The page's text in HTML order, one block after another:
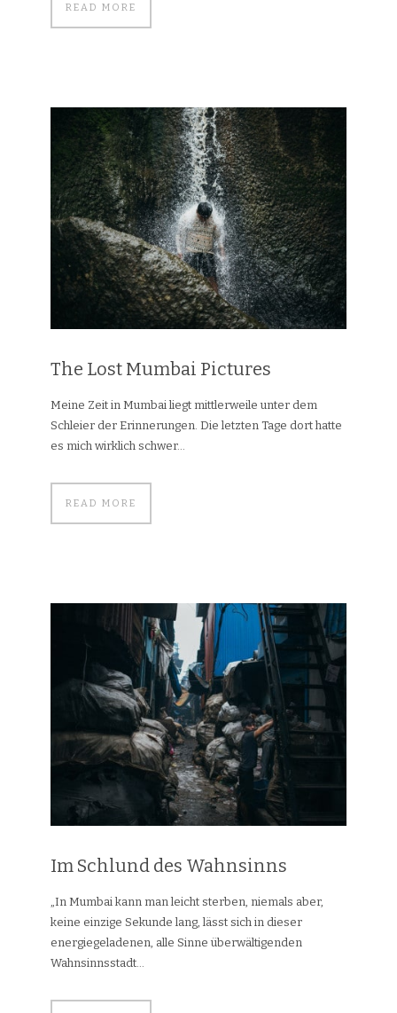
READ MORE
The Lost Mumbai Pictures
Meine Zeit in Mumbai liegt mittlerweile unter dem
Schleier der Erinnerungen. Die letzten Tage dort hatte
es mich wirklich schwer...
READ MORE
Im Schlund des Wahnsinns
„In Mumbai kann man leicht sterben, niemals aber,
keine einzige Sekunde lang, lässt sich in dieser
energiegeladenen, alle Sinne überwältigenden
Wahnsinnsstadt...